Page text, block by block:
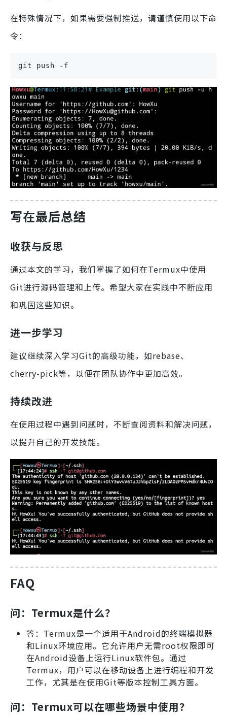
在特殊情况下，如果需要强制推送，请谨慎使用以下命
令：
git push -f
写在最后总结
收获与反思
通过本文的学习，我们掌握了如何在Termux中使用
Git进行源码管理和上传。希望大家在实践中不断应用
和巩固这些知识。
进一步学习
建议继续深入学习Git的高级功能，如rebase、
cherry-pick等，以便在团队协作中更加高效。
持续改进
在使用过程中遇到问题时，不断查阅资料和解决问题，
以提升自己的开发技能。
FAQ
问：Termux是什么？
答：Termux是一个适用于Android的终端模拟器
和Linux环境应用。它允许用户无需root权限即可
在Android设备上运行Linux软件包。通过
Termux，用户可以在移动设备上进行编程和开发
工作，尤其是在使用Git等版本控制工具方面。
问：Termux可以在哪些场景中使用？